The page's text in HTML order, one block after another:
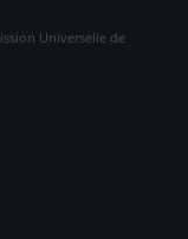
Universelle de